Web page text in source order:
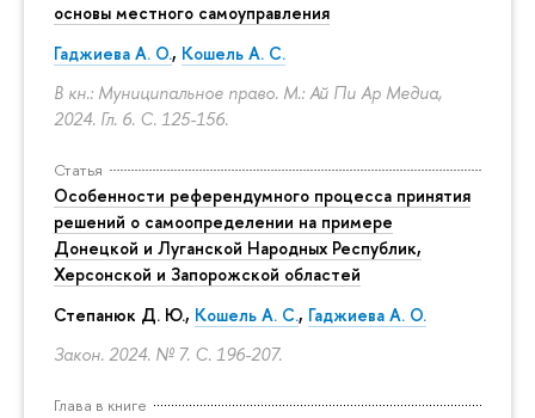
основы местного самоуправления
Гаджиева А. О., Кошель А. С.
В кн.: Муниципальное право. М.: Ай Пи Ар Медиа,
2024. Гл. 6. С. 125-156.
Статья
Особенности референдумного процесса принятия
решений о самоопределении на примере
Донецкой и Луганской Народных Республик,
Херсонской и Запорожской областей
Степанюк Д. Ю., Кошель А. С., Гаджиева А. О.
Закон. 2024. № 7. С. 196-207.
Глава в книге